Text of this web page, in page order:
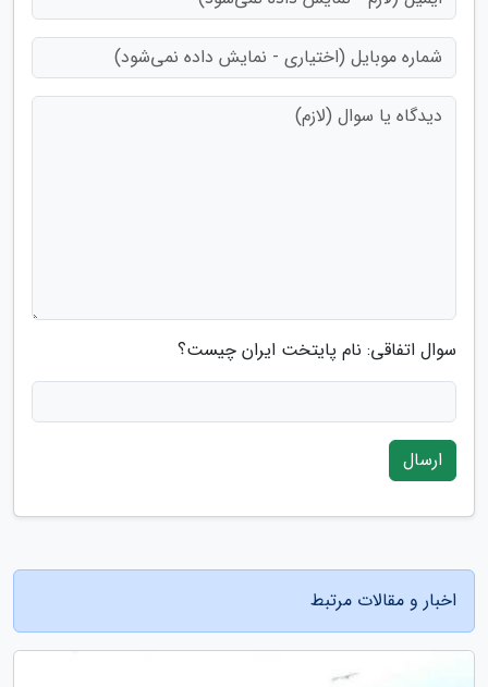
سوال اتفاقی: نام پایتخت ایران چیست؟
ارسال
اخبار و مقالات مرتبط